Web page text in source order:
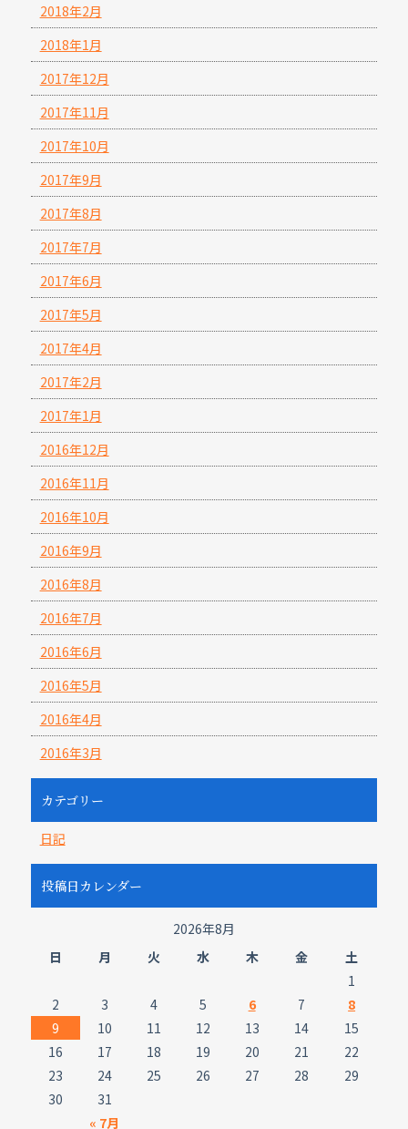
2018年2月
2018年1月
2017年12月
2017年11月
2017年10月
2017年9月
2017年8月
2017年7月
2017年6月
2017年5月
2017年4月
2017年2月
2017年1月
2016年12月
2016年11月
2016年10月
2016年9月
2016年8月
2016年7月
2016年6月
2016年5月
2016年4月
2016年3月
カテゴリー
日記
投稿日カレンダー
2026年8月
日
月 火 水 木 金 土
« 7月
1
2
3 4 5 6 7
8
9
10 11 12 13 14
15
16
17 18 19 20 21
22
23
24 25 26 27 28
29
30
31